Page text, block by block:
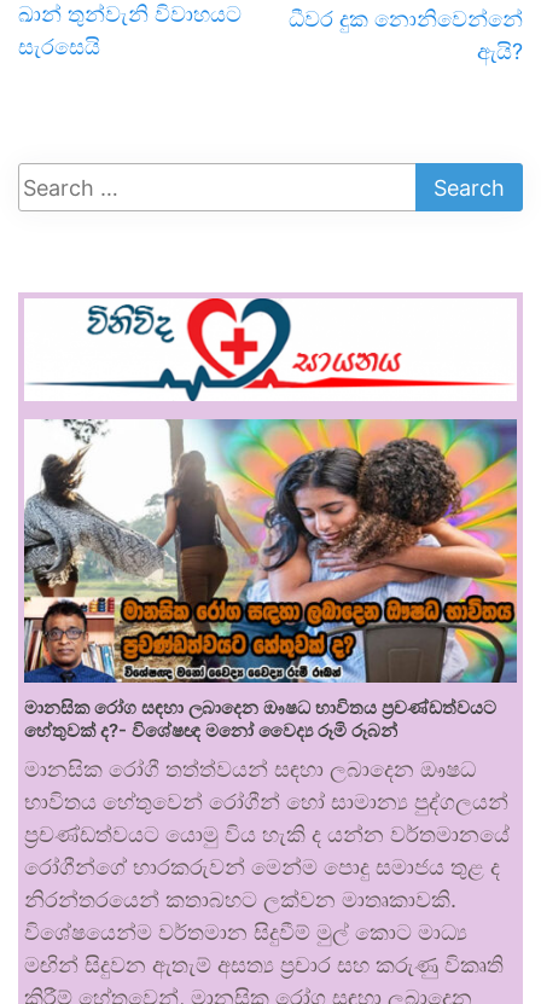
ඛාන් තුන්වැනි විවාහයට
සැරසෙයි
ධීවර දුක නොනිවෙන්නේ
ඇයි?
මානසික රෝග සඳහා ලබාදෙන ඖෂධ භාවිතය ප්‍රචණ්ඩත්වයට
හේතුවක් ද?- විශේෂඥ මනෝ වෛද්‍ය රූමි රූබන්
මානසික රෝගී තත්ත්වයන් සඳහා ලබාදෙන ඖෂධ
භාවිතය හේතුවෙන් රෝගීන් හෝ සාමාන්‍ය පුද්ගලයන්
ප්‍රචණ්ඩත්වයට යොමු විය හැකි ද යන්න වර්තමානයේ
රෝගීන්ගේ භාරකරුවන් මෙන්ම පොදු සමාජය තුළ ද
නිරන්තරයෙන් කතාබහට ලක්වන මාතෘකාවකි.
විශේෂයෙන්ම වර්තමාන සිදුවීම් මුල් කොට මාධ්‍ය
මඟින් සිදුවන ඇතැම් අසත්‍ය ප්‍රචාර සහ කරුණු විකෘති
කිරීම් හේතුවෙන්, මානසික රෝග සඳහා ලබාදෙන